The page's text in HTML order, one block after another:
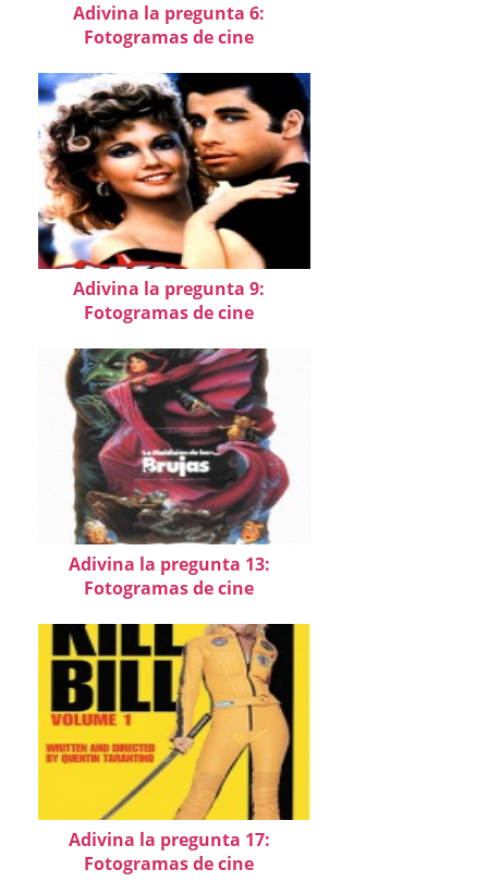
Adivina la pregunta 6:
Fotogramas de cine
Adivina la pregunta 9:
Fotogramas de cine
Adivina la pregunta 13:
Fotogramas de cine
Adivina la pregunta 17:
Fotogramas de cine